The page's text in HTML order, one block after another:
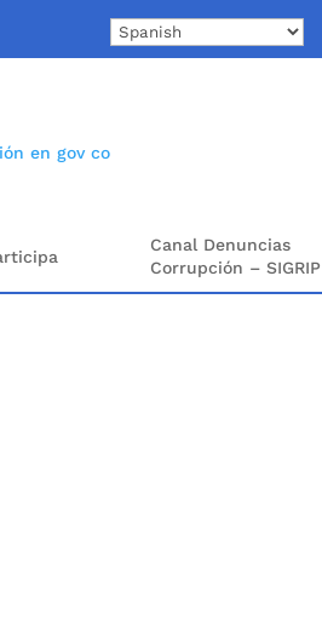
en gov co
Canal Denuncias
Corrupción – SIGRIP